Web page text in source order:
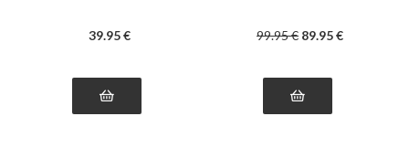
39.95 € 99.95€ 89.95€